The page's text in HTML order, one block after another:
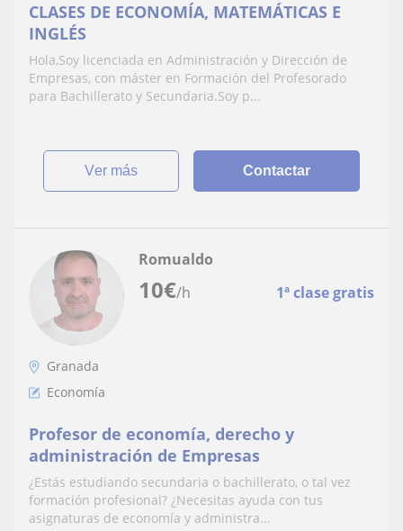
CLASES DE ECONOMÍA, MATEMÁTICAS E
INGLÉS
Hola,Soy licenciada en Administración y Dirección de
Empresas, con máster en Formación del Profesorado
para Bachillerato y Secundaria.Soy p...
ver más Contactar
10€/h 1ª clase gratis
Romualdo
Granada
Economía
Profesor de economía, derecho y
administración de Empresas
¿Estás estudiando secundaria o bachillerato, o tal vez
formación profesional? ¿Necesitas ayuda con tus
asignaturas de economía y administra...